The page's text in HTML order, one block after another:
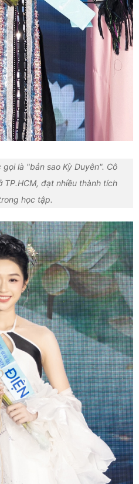
là "bản sao Kỳ Duyên". Cô
TP.HCM, đạt nhiều thành tích
học tập.